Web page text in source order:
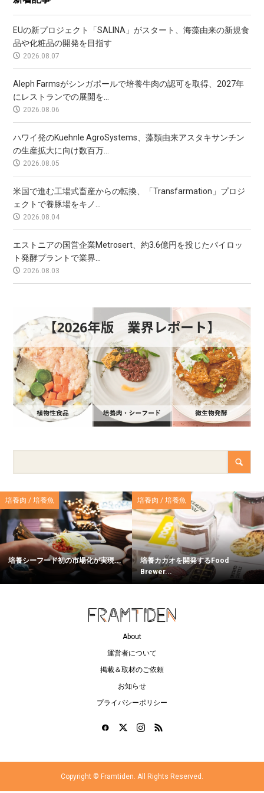
EUの新プロジェクト「SALINA」がスタート、海藻由来の新規食
品や化粧品の開発を目指す
2026.08.07
Aleph Farmsがシンガポールで培養牛肉の認可を取得、2027年
にレストランでの展開を...
2026.08.06
ハワイ発のKuehnle AgroSystems、藻類由来アスタキサンチン
の生産拡大に向け数百万...
2026.08.05
米国で進む工場式畜産からの転換、「Transfarmation」プロジ
ェクトで養豚場をキノ...
2026.08.04
エストニアの国営企業Metrosert、約3.6億円を投じたパイロッ
ト発酵プラントで業界...
2026.08.03
培養肉 / 培養魚
培養シーフード初の市場化が実現...
培養肉 / 培養魚
培養カカオを開発するFood
Brewer...
About
運営者について
掲載＆取材のご依頼
お知らせ
プライバシーポリシー
Copyright © Framtiden. All Rights Reserved.